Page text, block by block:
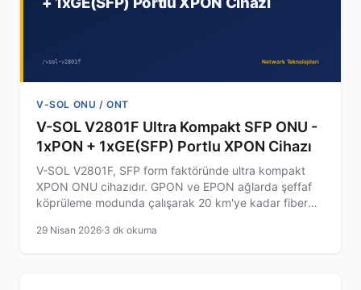
V-SOL ONU / ONT
V-SOL V2801F Ultra Kompakt SFP ONU -
1xPON + 1xGE(SFP) Portlu XPON Cihazı
V-SOL V2801F, SFP form faktöründe ultra kompakt
XPON ONU cihazıdır. GPON ve EPON ağlarda şeffaf
köprüleme modunda çalışarak 20 km'ye kadar fiber
kurulum sunar.
29 Nisan 2026·3 dk okuma